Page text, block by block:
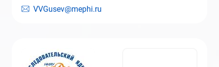
VVGusev@mephi.ru